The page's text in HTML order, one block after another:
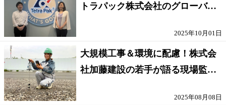
トラパック株式会社のグローバル
2025年10月01日
大規模工事＆環境に配慮！株式会
社加藤建設の若手が語る現場監督
2025年08月08日